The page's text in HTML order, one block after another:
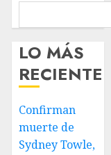
LO MÁS
RECIENTE
Confirman
muerte de
Sydney Towle,